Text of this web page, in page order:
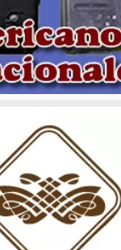
Civiles
Empresariales
e Iluminación
Eventos